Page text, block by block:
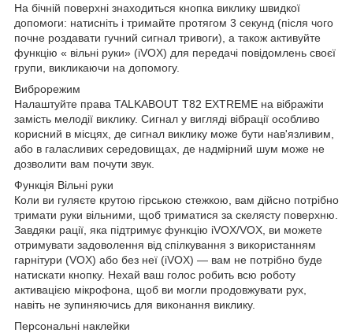
На бічній поверхні знаходиться кнопка виклику швидкої
допомоги: натисніть і тримайте протягом 3 секунд (після чого
почне роздавати гучний сигнал тривоги), а також активуйте
функцію « вільні руки» (iVOX) для передачі повідомлень своєї
групи, викликаючи на допомогу.
Виброрежим
Налаштуйте права TALKABOUT T82 EXTREME на вібражіти
замість мелодії виклику. Сигнал у вигляді вібрації особливо
корисний в місцях, де сигнал виклику може бути нав'язливим,
або в галасливих середовищах, де надмірний шум може не
дозволити вам почути звук.
Функція Вільні руки
Коли ви гуляєте крутою гірською стежкою, вам дійсно потрібно
тримати руки вільними, щоб триматися за скелясту поверхню.
Завдяки рації, яка підтримує функцію iVOX/VOX, ви можете
отримувати задоволення від спілкування з використанням
гарнітури (VOX) або без неї (iVOX) — вам не потрібно буде
натискати кнопку. Нехай ваш голос робить всю роботу
активацією мікрофона, щоб ви могли продовжувати рух,
навіть не зупиняючись для виконання виклику.
Персональні наклейки